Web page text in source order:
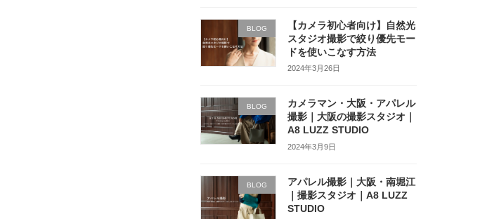
BLOG
【カメラ初心者向け】自然光
スタジオ撮影で絞り優先モー
ドを使いこなす方法
2024年3月26日
BLOG
カメラマン・大阪・アパレル
撮影｜大阪の撮影スタジオ｜
A8 LUZZ STUDIO
2024年3月9日
BLOG
アパレル撮影｜大阪・南堀江
｜撮影スタジオ｜A8 LUZZ
STUDIO